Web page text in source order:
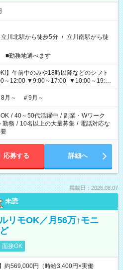
立川北駅から徒歩5分 / 立川南駅から徒
■勤務地選べます
】午前中のみや18時以降などのシフト
～12:00 ▼9:00～17:00 ▼10:00～19:00
8月～ ＃9月～
/ 40～50代活躍中 / 副業・Wワーク
勤務 / 10名以上の大量募集 / 電話対応な
応募する 詳細へ
掲載日：2026.08.07
未読
リモOK／月56万↑モニ
面接OK
約569,000円（時給3,400円×実働